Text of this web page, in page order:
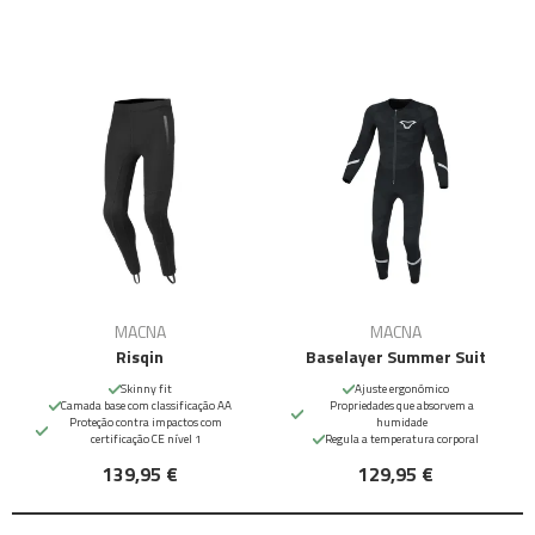
MACNA
Risqin
Skinny fit
Camada base com classificação AA
Proteção contra impactos com
certificação CE nível 1
139,95 €
MACNA
Baselayer Summer Suit
Ajuste ergonómico
Propriedades que absorvem a
humidade
Regula a temperatura corporal
129,95 €